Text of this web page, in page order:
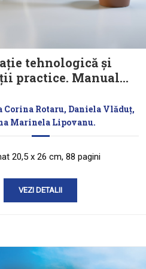
tehnologică și
practice. Manual
Corina Rotaru, Daniela Vlăduț,
Marinela Lipovanu.
20,5 x 26 cm, 88 pagini
VEZI DETALII